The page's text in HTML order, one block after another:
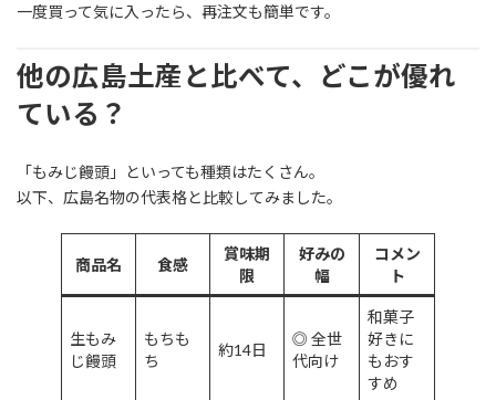
一度買って気に入ったら、再注文も簡単です。
他の広島土産と比べて、どこが優れ
ている？
「もみじ饅頭」といっても種類はたくさん。
以下、広島名物の代表格と比較してみました。
商品名 食感
賞味期
限
好みの
幅
コメン
ト
生もみ
じ饅頭
もちも
ち
約14日
◎ 全世
代向け
和菓子
好きに
もおす
すめ